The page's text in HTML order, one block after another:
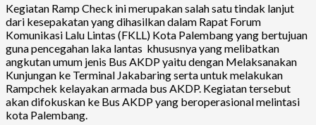
Kegiatan Ramp Check ini merupakan salah satu tindak lanjut
dari kesepakatan yang dihasilkan dalam Rapat Forum
Komunikasi Lalu Lintas (FKLL) Kota Palembang yang bertujuan
guna pencegahan laka lantas khususnya yang melibatkan
angkutan umum jenis Bus AKDP yaitu dengan Melaksanakan
Kunjungan ke Terminal Jakabaring serta untuk melakukan
Rampchek kelayakan armada bus AKDP. Kegiatan tersebut
akan difokuskan ke Bus AKDP yang beroperasional melintasi
kota Palembang.